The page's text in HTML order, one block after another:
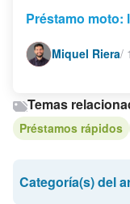
Préstamo moto:
Miquel Riera/
Temas
Préstamos rápidos
Categoría(s) del